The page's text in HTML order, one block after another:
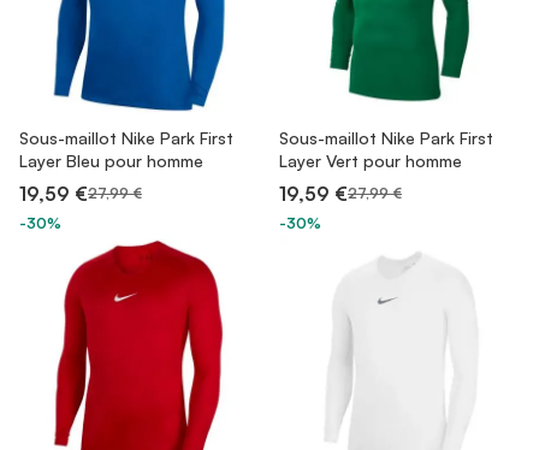
Sous-maillot Nike Park First
Layer Bleu pour homme
19,59 €27,99 €
-30%
Sous-maillot Nike Park First
Layer Vert pour homme
19,59 €27,99 €
-30%